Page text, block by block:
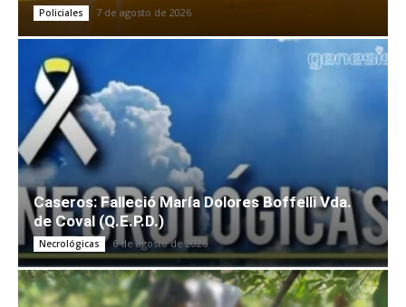
Policiales 7 de agosto de 2026
Caseros: Falleció María Dolores Boffelli Vda.
de Coval (Q.E.P.D.)
Necrológicas 6 de agosto de 2026